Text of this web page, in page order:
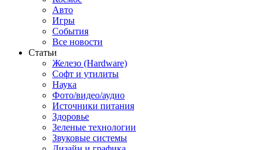
Авто
Игры
События
Все новости
Статьи
Железо (Hardware)
Софт и утилиты
Наука
Фото/видео/аудио
Источники питания
Здоровье
Зеленые технологии
Звуковые системы